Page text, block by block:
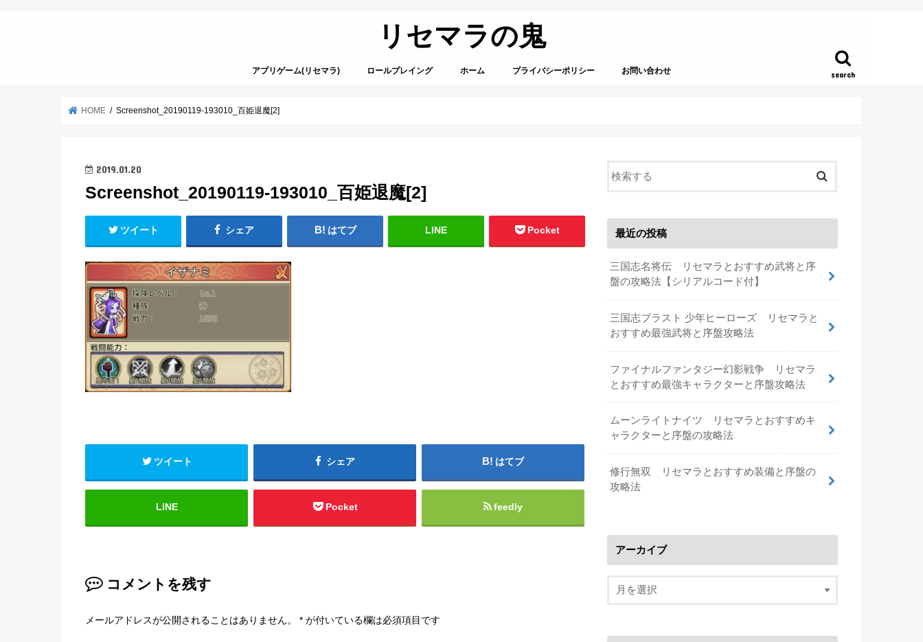
リセマラの鬼
search
アプリゲーム(リセマラ) ロールプレイング ホーム プライバシーポリシー お問い合わせ
HOME Screenshot_20190119-193010_百姫退魔[2]
2019.01.20
Screenshot_20190119-193010_百姫退魔[2]
ツイート シェア はてブ LINE Pocket
ツイート シェア はてブ
LINE Pocket feedly
コメントを残す
メールアドレスが公開されることはありません。 * が付いている欄は必須項目です
最近の投稿
三国志名将伝 リセマラとおすすめ武将と序
盤の攻略法【シリアルコード付】
三国志ブラスト 少年ヒーローズ リセマラと
おすすめ最強武将と序盤攻略法
ファイナルファンタジー幻影戦争 リセマラ
とおすすめ最強キャラクターと序盤攻略法
ムーンライトナイツ リセマラとおすすめキ
ャラクターと序盤の攻略法
修行無双 リセマラとおすすめ装備と序盤の
攻略法
アーカイブ